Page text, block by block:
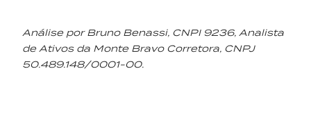
Análise por Bruno Benassi, CNPI 9236, Analista
de Ativos da Monte Bravo Corretora, CNPJ
50.489.148/0001-00.